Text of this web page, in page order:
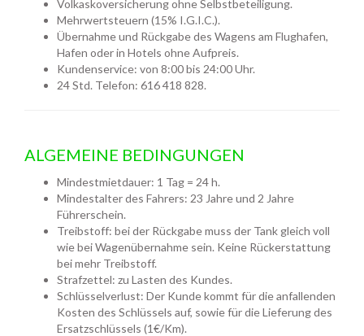
Volkaskoversicherung ohne Selbstbeteiligung.
Mehrwertsteuern (15% I.G.I.C.).
Übernahme und Rückgabe des Wagens am Flughafen,
Hafen oder in Hotels ohne Aufpreis.
Kundenservice: von 8:00 bis 24:00 Uhr.
24 Std. Telefon: 616 418 828.
ALGEMEINE BEDINGUNGEN
Mindestmietdauer: 1 Tag = 24 h.
Mindestalter des Fahrers: 23 Jahre und 2 Jahre
Führerschein.
Treibstoff: bei der Rückgabe muss der Tank gleich voll
wie bei Wagenübernahme sein. Keine Rückerstattung
bei mehr Treibstoff.
Strafzettel: zu Lasten des Kundes.
Schlüsselverlust: Der Kunde kommt für die anfallenden
Kosten des Schlüssels auf, sowie für die Lieferung des
Ersatzschlüssels (1€/Km).